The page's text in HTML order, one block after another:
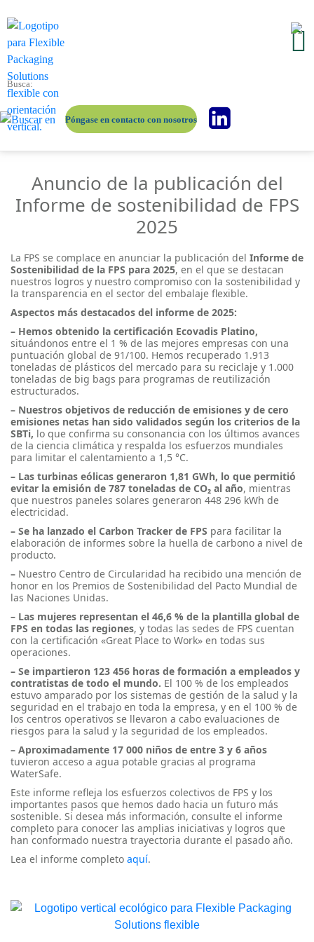
Póngase en contacto con nosotros
Anuncio de la publicación del
Informe de sostenibilidad de FPS
2025
La FPS se complace en anunciar la publicación del Informe de
Sostenibilidad de la FPS para 2025, en el que se destacan
nuestros logros y nuestro compromiso con la sostenibilidad y
la transparencia en el sector del embalaje flexible.
Aspectos más destacados del informe de 2025:
– Hemos obtenido la certificación Ecovadis Platino,
situándonos entre el 1 % de las mejores empresas con una
puntuación global de 91/100. Hemos recuperado 1.913
toneladas de plásticos del mercado para su reciclaje y 1.000
toneladas de big bags para programas de reutilización
estructurados.
– Nuestros objetivos de reducción de emisiones y de cero
emisiones netas han sido validados según los criterios de la
SBTi, lo que confirma su consonancia con los últimos avances
de la ciencia climática y respalda los esfuerzos mundiales
para limitar el calentamiento a 1,5 °C.
– Las turbinas eólicas generaron 1,81 GWh, lo que permitió
evitar la emisión de 787 toneladas de CO₂ al año, mientras
que nuestros paneles solares generaron 448 296 kWh de
electricidad.
– Se ha lanzado el Carbon Tracker de FPS para facilitar la
elaboración de informes sobre la huella de carbono a nivel de
producto.
– Nuestro Centro de Circularidad ha recibido una mención de
honor en los Premios de Sostenibilidad del Pacto Mundial de
las Naciones Unidas.
– Las mujeres representan el 46,6 % de la plantilla global de
FPS en todas las regiones, y todas las sedes de FPS cuentan
con la certificación «Great Place to Work» en todas sus
operaciones.
– Se impartieron 123 456 horas de formación a empleados y
contratistas de todo el mundo. El 100 % de los empleados
estuvo amparado por los sistemas de gestión de la salud y la
seguridad en el trabajo en toda la empresa, y en el 100 % de
los centros operativos se llevaron a cabo evaluaciones de
riesgos para la salud y la seguridad de los empleados.
– Aproximadamente 17 000 niños de entre 3 y 6 años
tuvieron acceso a agua potable gracias al programa
WaterSafe.
Este informe refleja los esfuerzos colectivos de FPS y los
importantes pasos que hemos dado hacia un futuro más
sostenible. Si desea más información, consulte el informe
completo para conocer las amplias iniciativas y logros que
han conformado nuestra trayectoria durante el pasado año.
Lea el informe completo aquí.